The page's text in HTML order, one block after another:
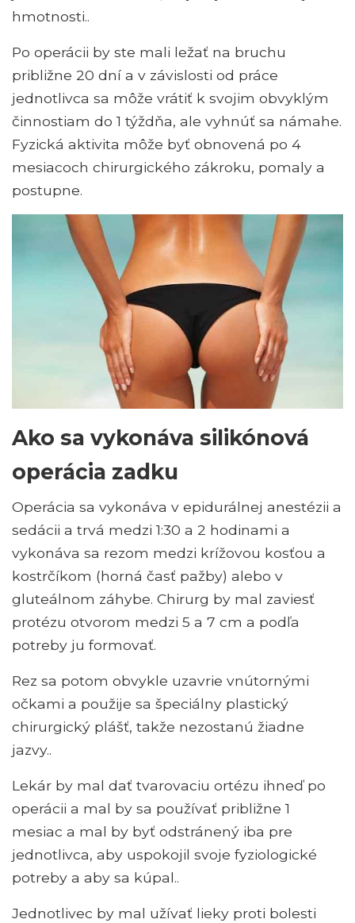
hmotnosti..
Po operácii by ste mali ležať na bruchu
približne 20 dní a v závislosti od práce
jednotlivca sa môže vrátiť k svojim obvyklým
činnostiam do 1 týždňa, ale vyhnúť sa námahe.
Fyzická aktivita môže byť obnovená po 4
mesiacoch chirurgického zákroku, pomaly a
postupne.
Ako sa vykonáva silikónová
operácia zadku
Operácia sa vykonáva v epidurálnej anestézii a
sedácii a trvá medzi 1:30 a 2 hodinami a
vykonáva sa rezom medzi krížovou kosťou a
kostrčíkom (horná časť pažby) alebo v
gluteálnom záhybe. Chirurg by mal zaviesť
protézu otvorom medzi 5 a 7 cm a podľa
potreby ju formovať.
Rez sa potom obvykle uzavrie vnútornými
očkami a použije sa špeciálny plastický
chirurgický plášť, takže nezostanú žiadne
jazvy..
Lekár by mal dať tvarovaciu ortézu ihneď po
operácii a mal by sa používať približne 1
mesiac a mal by byť odstránený iba pre
jednotlivca, aby uspokojil svoje fyziologické
potreby a aby sa kúpal..
Jednotlivec by mal užívať lieky proti bolesti